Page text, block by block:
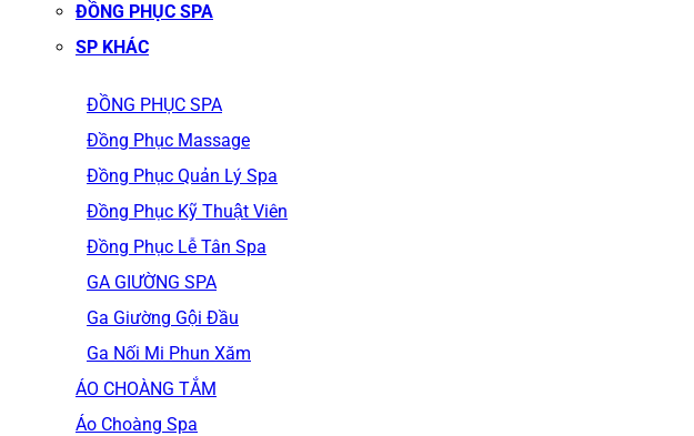
ĐỒNG PHỤC SPA
SP KHÁC
ĐỒNG PHỤC SPA
Đồng Phục Massage
Đồng Phục Quản Lý Spa
Đồng Phục Kỹ Thuật Viên
Đồng Phục Lễ Tân Spa
GA GIƯỜNG SPA
Ga Giường Gội Đầu
Ga Nối Mi Phun Xăm
ÁO CHOÀNG TẮM
Áo Choàng Spa